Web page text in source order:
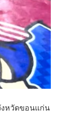
งหวัดขอนแก่น